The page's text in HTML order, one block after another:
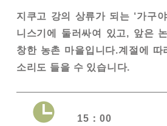
지쿠고 강의 상류가 되는 ‘가구
니스기에 둘러싸여 있고, 앞은
창한 농촌 마을입니다.계절에 따
소리도 들을 수 있습니다.
15：00